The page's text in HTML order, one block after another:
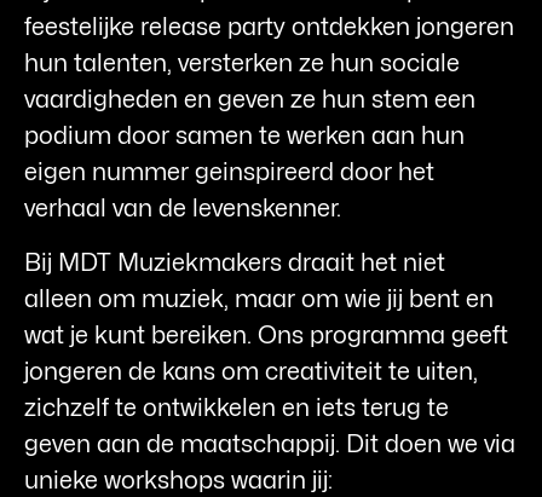
feestelijke release party ontdekken jongeren
hun talenten, versterken ze hun sociale
vaardigheden en geven ze hun stem een
podium door samen te werken aan hun
eigen nummer geinspireerd door het
verhaal van de levenskenner.
Bij MDT Muziekmakers draait het niet
alleen om muziek, maar om wie jij bent en
wat je kunt bereiken. Ons programma geeft
jongeren de kans om creativiteit te uiten,
zichzelf te ontwikkelen en iets terug te
geven aan de maatschappij. Dit doen we via
unieke workshops waarin jij: